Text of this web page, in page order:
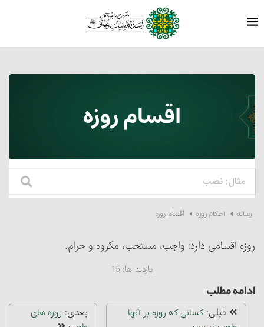
اقسام روزه
رساله احکام روزه اقسام روزه
روزه اقسامی دارد: واجب، مستحب، مکروه و حرام.
بازدید ها: 15
ادامه مطلب
قبلی: کسانی که روزه بر آنها
بعدی: روزه‏ های